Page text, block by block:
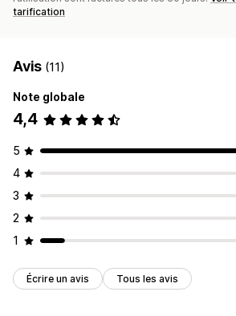
tarification
Avis (11)
Note globale
4,4
5
4
3
2
1
Écrire un avis Tous les avis